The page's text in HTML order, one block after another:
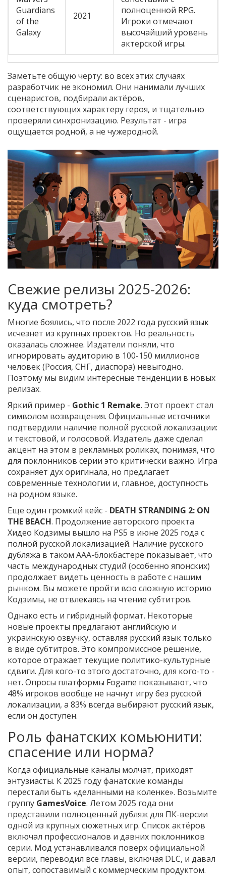
Guardians
of the
Galaxy
2021
полноценной RPG.
Игроки отмечают
высочайший уровень
актерской игры.
Заметьте общую черту: во всех этих случаях
разработчик не экономил. Они нанимали лучших
сценаристов, подбирали актёров,
соответствующих характеру героя, и тщательно
проверяли синхронизацию. Результат - игра
ощущается родной, а не чужеродной.
Свежие релизы 2025-2026:
куда смотреть?
Многие боялись, что после 2022 года русский язык
исчезнет из крупных проектов. Но реальность
оказалась сложнее. Издатели поняли, что
игнорировать аудиторию в 100-150 миллионов
человек (Россия, СНГ, диаспора) невыгодно.
Поэтому мы видим интересные тенденции в новых
релизах.
Яркий пример - Gothic 1 Remake. Этот проект стал
символом возвращения. Официальные источники
подтвердили наличие полной русской локализации:
и текстовой, и голосовой. Издатель даже сделал
акцент на этом в рекламных роликах, понимая, что
для поклонников серии это критически важно. Игра
сохраняет дух оригинала, но предлагает
современные технологии и, главное, доступность
на родном языке.
Еще один громкий кейс - DEATH STRANDING 2: ON
THE BEACH. Продолжение авторского проекта
Хидео Кодзимы вышло на PS5 в июне 2025 года с
полной русской локализацией. Наличие русского
дубляжа в таком AAA-блокбастере показывает, что
часть международных студий (особенно японских)
продолжает видеть ценность в работе с нашим
рынком. Вы можете пройти всю сложную историю
Кодзимы, не отвлекаясь на чтение субтитров.
Однако есть и гибридный формат. Некоторые
новые проекты предлагают английскую и
украинскую озвучку, оставляя русский язык только
в виде субтитров. Это компромиссное решение,
которое отражает текущие политико-культурные
сдвиги. Для кого-то этого достаточно, для кого-то -
нет. Опросы платформы Fogame показывают, что
48% игроков вообще не начнут игру без русской
локализации, а 83% всегда выбирают русский язык,
если он доступен.
Роль фанатских комьюнити:
спасение или норма?
Когда официальные каналы молчат, приходят
энтузиасты. К 2025 году фанатские команды
перестали быть «деланными на коленке». Возьмите
группу GamesVoice. Летом 2025 года они
представили полноценный дубляж для ПК-версии
одной из крупных сюжетных игр. Список актёров
включал профессионалов и давних поклонников
серии. Мод устанавливался поверх официальной
версии, переводил все главы, включая DLC, и давал
опыт, сопоставимый с коммерческим продуктом.